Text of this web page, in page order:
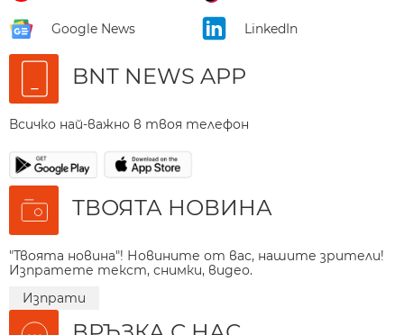
Google News LinkedIn
BNT NEWS APP
Всичко най-важно в твоя телефон
ТВОЯТА НОВИНА
"Твоята новина"! Новините от вас, нашите зрители!
Изпратете текст, снимки, видео.
Изпрати